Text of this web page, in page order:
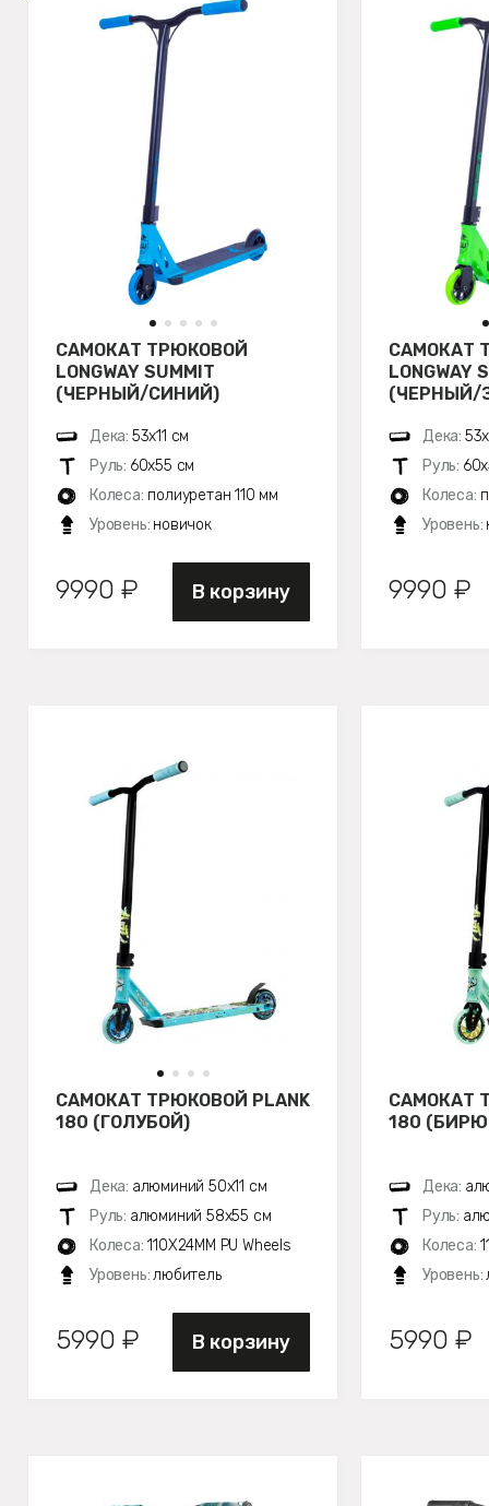
САМОКАТ ТРЮКОВОЙ
LONGWAY SUMMIT
(ЧЕРНЫЙ/СИНИЙ)
Дека: 53х11 см
Руль: 60х55 см
Колеса: полиуретан 110 мм
Уровень: новичок
9990 ₽ В корзину
САМОКАТ
LONGWAY
(ЧЕРНЫЙ/
Дека:
Руль:
Колеса:
Уровень:
9990 ₽
САМОКАТ ТРЮКОВОЙ PLANK
180 (ГОЛУБОЙ)
Дека: алюминий 50х11 см
Руль: алюминий 58х55 см
Колеса: 110X24MM PU Wheels
Уровень:любитель
5990 ₽ В корзину
САМОКАТ
180
Дека:
Руль:
Колеса:
Уровень:
5990 ₽